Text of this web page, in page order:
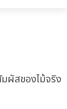
ผัสของไม้จริง